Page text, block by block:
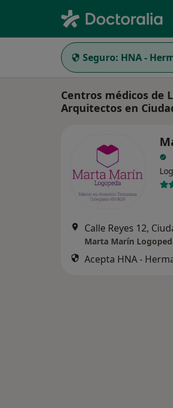
Seguro: HNA -
Centros médicos de
Arquitectos en
Calle Reyes 12,
Marta Marín
Acepta HNA -